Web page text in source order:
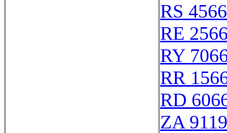
RS
RE
RY
RR
RD
ZA